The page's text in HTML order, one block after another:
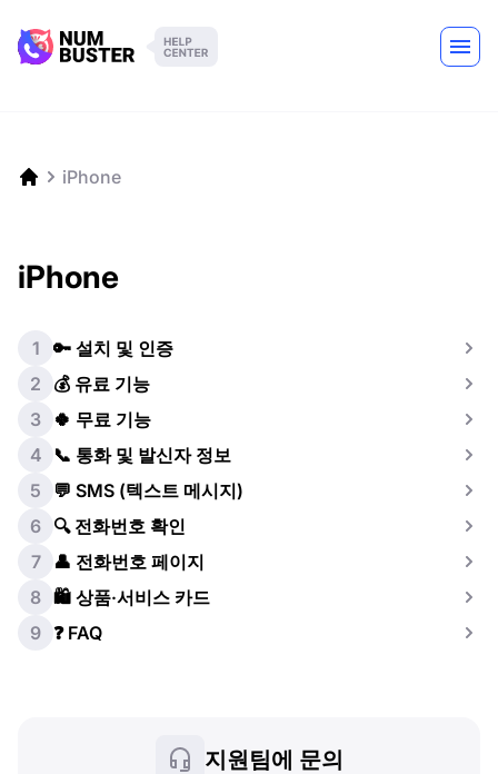
iPhone
iPhone
1
🔑 설치 및 인증
2
💰 유료 기능
3
🍀 무료 기능
4
📞 통화 및 발신자 정보
5
💬 SMS (텍스트 메시지)
6 🔍 전화번호 확인
7
👤 전화번호 페이지
8 🛍️ 상품·서비스 카드
9 ❓ FAQ
지원팀에 문의